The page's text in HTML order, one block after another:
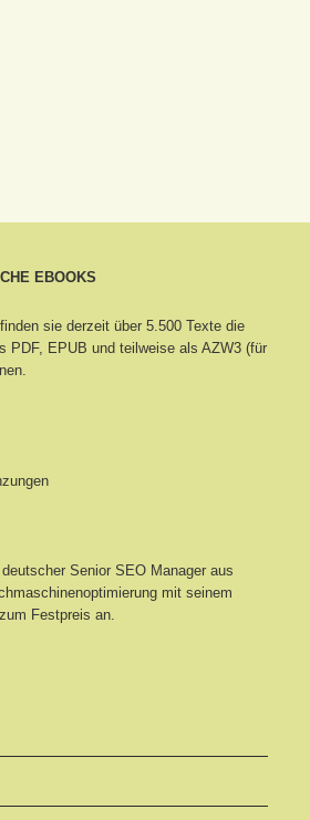
EBOOKS
sie derzeit über 5.500 Texte die
PDF, EPUB und teilweise als AZW3 (für
Senior SEO Manager aus
mit seinem
Festpreis an.